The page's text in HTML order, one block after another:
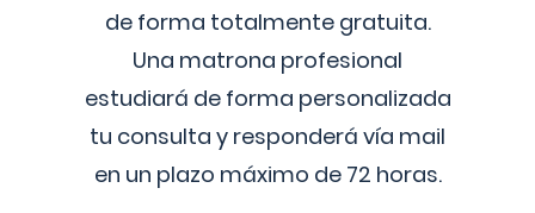
de forma totalmente gratuita.
Una matrona profesional
estudiará de forma personalizada
tu consulta y responderá vía mail
en un plazo máximo de 72 horas.